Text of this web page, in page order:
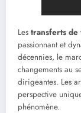
Les transferts de
passionnant et
décennies, le
changements au
dirigeantes. Les
perspective
phénomène.